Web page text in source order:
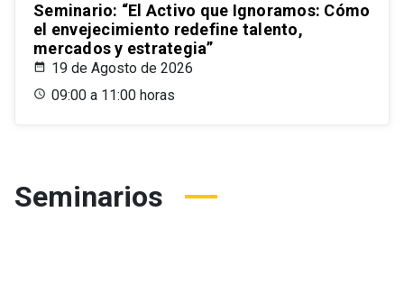
Seminario: “El Activo que Ignoramos: Cómo
el envejecimiento redefine talento,
mercados y estrategia”
19 de Agosto de 2026
09:00 a 11:00 horas
Seminarios